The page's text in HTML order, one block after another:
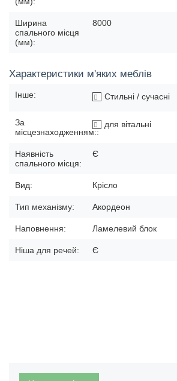
Ширина
спального місця
(мм):
8000
Характеристики м'яких меблів
Інше: Стильні / сучасні
За
місцезнаходженням::
для вітальні
Наявність
спального місця:
Є
Вид: Крісло
Тип механізму: Акордеон
Наповнення: Ламелевий блок
Ніша для речей: Є